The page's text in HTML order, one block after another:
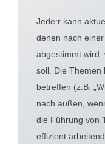
Jede:r kann
denen nach
abgestimmt wird,
soll. Die Themen
betreffen (z.B.
nach außen,
die Führung von
effizient